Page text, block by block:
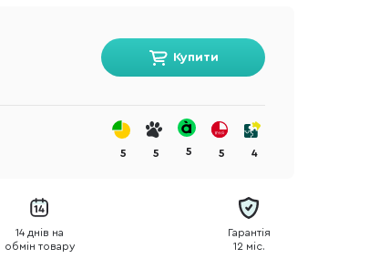
Купити
5 5 5 5 4
14 днів на
обмін товару
Гарантія
12 міс.